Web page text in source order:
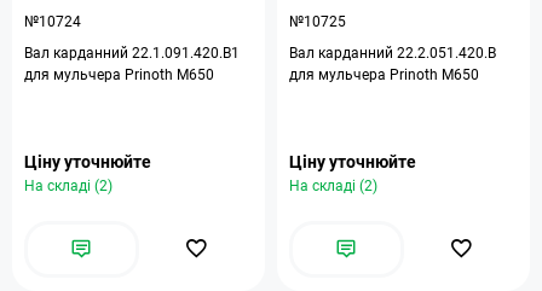
№10724
Вал карданний 22.1.091.420.B1
для мульчера Prinoth M650
Ціну уточнюйте
На складі (2)
№10725
Вал карданний 22.2.051.420.B
для мульчера Prinoth M650
Ціну уточнюйте
На складі (2)